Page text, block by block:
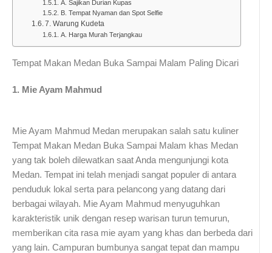
A. Sajikan Durian Kupas
B. Tempat Nyaman dan Spot Selfie
7. Warung Kudeta
A. Harga Murah Terjangkau
Tempat Makan Medan Buka Sampai Malam Paling Dicari
1. Mie Ayam Mahmud
Mie Ayam Mahmud Medan merupakan salah satu kuliner
Tempat Makan Medan Buka Sampai Malam khas Medan
yang tak boleh dilewatkan saat Anda mengunjungi kota
Medan. Tempat ini telah menjadi sangat populer di antara
penduduk lokal serta para pelancong yang datang dari
berbagai wilayah. Mie Ayam Mahmud menyuguhkan
karakteristik unik dengan resep warisan turun temurun,
memberikan cita rasa mie ayam yang khas dan berbeda dari
yang lain. Campuran bumbunya sangat tepat dan mampu